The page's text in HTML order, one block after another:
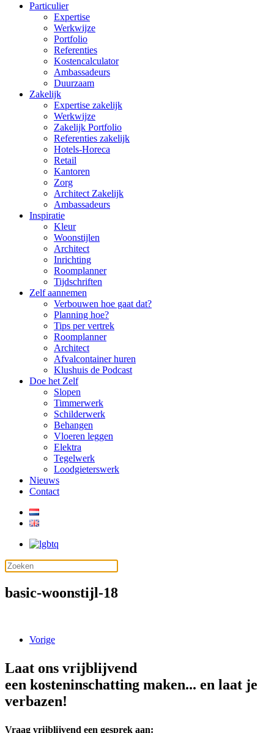
Particulier
Expertise
Werkwijze
Portfolio
Referenties
Kostencalculator
Ambassadeurs
Duurzaam
Zakelijk
Expertise zakelijk
Werkwijze
Zakelijk Portfolio
Referenties zakelijk
Hotels-Horeca
Retail
Kantoren
Zorg
Architect Zakelijk
Ambassadeurs
Inspiratie
Kleur
Woonstijlen
Architect
Inrichting
Roomplanner
Tijdschriften
Zelf aannemen
Verbouwen hoe gaat dat?
Planning hoe?
Tips per vertrek
Roomplanner
Architect
Afvalcontainer huren
Klushuis de Podcast
Doe het Zelf
Slopen
Timmerwerk
Schilderwerk
Behangen
Vloeren leggen
Elektra
Tegelwerk
Loodgieterswerk
Nieuws
Contact
basic-woonstijl-18
Vorige
Laat ons vrijblijvend
een kosteninschatting maken... en laat je
verbazen!
Vraag vrijblijvend een gesprek aan: